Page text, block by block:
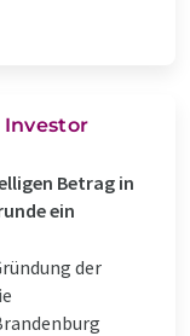
Betrag in
ein
der